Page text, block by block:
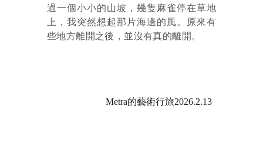
過一個小小的山坡，幾隻麻雀停在草地
上，我突然想起那片海邊的風。原來有
些地方離開之後，並沒有真的離開。
Metra的藝術行旅2026.2.13